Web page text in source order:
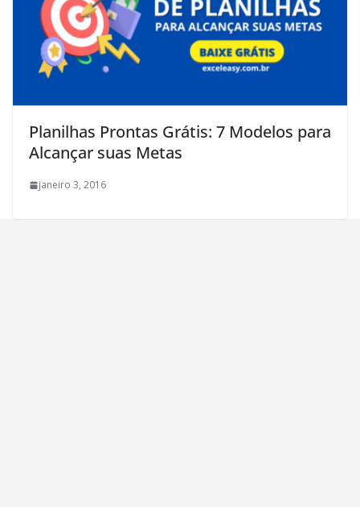
Planilhas Prontas Grátis: 7 Modelos para
Alcançar suas Metas
janeiro 3, 2016